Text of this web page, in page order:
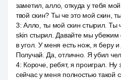
заметил, алло, откуда у тебя
твой скин? Ты че это мой скин,
3:Алло, ты мой скин стырил. Ты
skin стырил. Давайте мы убежим
в угол. У меня есть нож, я беру и
Получай. Да, отлично. Я убил
4: Короче, ребят, я проиграл. Ну
сейчас у меня полностью такой